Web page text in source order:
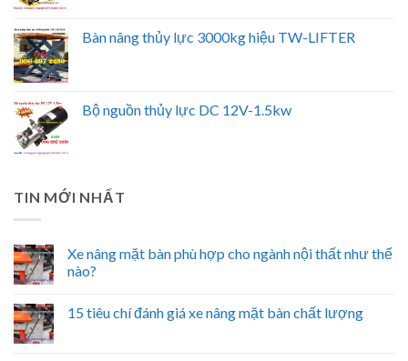
Bàn nâng thủy lực 3000kg hiệu TW-LIFTER
Bộ nguồn thủy lực DC 12V-1.5kw
TIN MỚI NHẤT
Xe nâng mặt bàn phù hợp cho ngành nội thất như thế
nào?
15 tiêu chí đánh giá xe nâng mặt bàn chất lượng